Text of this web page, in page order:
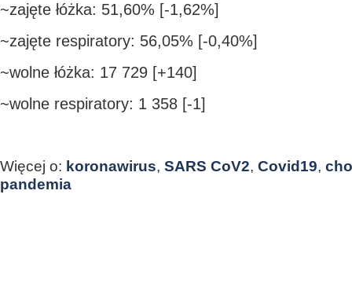
~zajęte łóżka: 51,60% [-1,62%]
~zajęte respiratory: 56,05% [-0,40%]
~wolne łóżka: 17 729 [+140]
~wolne respiratory: 1 358 [-1]
Więcej o: koronawirus, SARS CoV2, Covid19,
pandemia